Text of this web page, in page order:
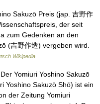
Sakuzō Preis (jap. 吉野作
der seit
zum Gedenken an den
(吉野作造) vergeben wird.
Wikipedia
Yomiuri Yoshino Sakuzō
Yoshino Sakuzō Shō) ist ein
der Zeitung Yomiuri